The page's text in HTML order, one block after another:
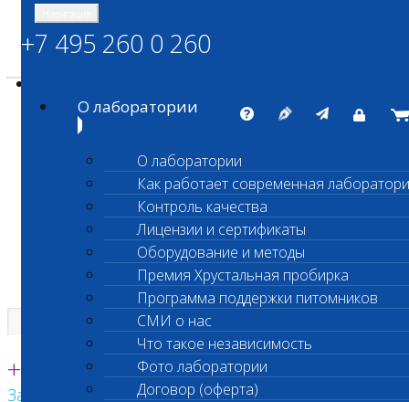
ШАНС БИО
Независимая ветеринарная лаборатория
Единая круглосуточная справочная
+7 495 260 0 260
Заказать звонок с сайта
+7 495 260 0 260
О лаборатории
О лаборатории
Как работает современная
Контроль качества
Лицензии и сертификаты
Оборудование и методы
Премия Хрустальная пробирка
Программа поддержки питомников
СМИ о нас
Что такое независимость
Фото лаборатории
Договор (оферта)